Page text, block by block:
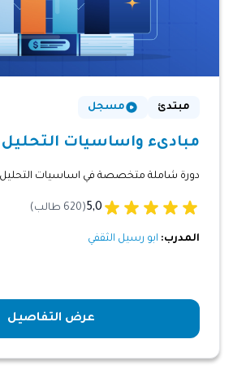
مبتدئ مسجل
مبادىء واساسيات التحليل
دورة شاملة متخصصة في اساسيات التحليل
5,0(620 طالب)
المدرب: ابو رسيل الثقفي
عرض التفاصيل